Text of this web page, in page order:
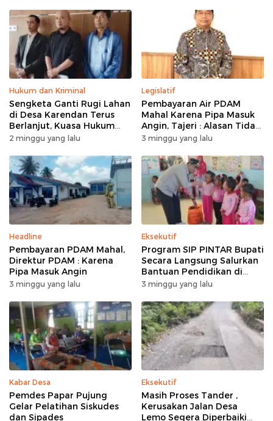
Hukum dan Kriminal
Sengketa Ganti Rugi Lahan
di Desa Karendan Terus
Berlanjut, Kuasa Hukum
Ajukan Kasasi
2 minggu yang lalu
Legislatif
Pembayaran Air PDAM
Mahal Karena Pipa Masuk
Angin, Tajeri : Alasan Tidak
Masuk Akal
3 minggu yang lalu
Headline
Pembayaran PDAM Mahal,
Direktur PDAM : Karena
Pipa Masuk Angin
3 minggu yang lalu
Eksekutif
Program SIP PINTAR Bupati
Secara Langsung Salurkan
Bantuan Pendidikan di
Desa Mampuak ll
3 minggu yang lalu
Kabar Desa
Pemdes Papar Pujung
Gelar Pelatihan Siskudes
dan Sipades
Eksekutif
Masih Proses Tander ,
Kerusakan Jalan Desa
Lemo Segera Diperbaiki